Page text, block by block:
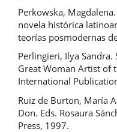
Perkowska,
novela histórica
teorías posmodernas
Perlingieri, Ilya
Great Woman Artist of
International
Ruiz de Burton, María
Don. Eds. Rosaura
Press, 1997.